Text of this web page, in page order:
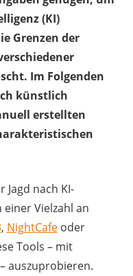
(KI)
Grenzen der
Im Folgenden
künstlich
erstellten
Jagd nach KI-
Vielzahl an
, NightCafeoder
Tools – mit
auszuprobieren.